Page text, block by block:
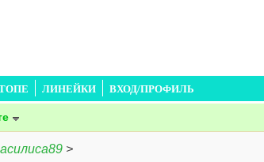
ЛИНЕЙКИ ВХОД/ПРОФИЛЬ
>